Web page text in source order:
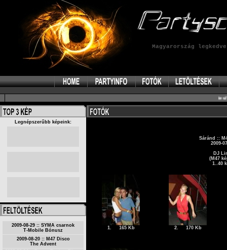
Magyarország
test':
Legnépszerűbb képeink:
2009-08-29 :: SYMA csarnok
T-Mobile Bónusz
2009-08-20 :: M47 Disco
The Advent
Sáránd ::
2009-
DJ
(M47
1..40
1. 165 Kb 2. 170 Kb